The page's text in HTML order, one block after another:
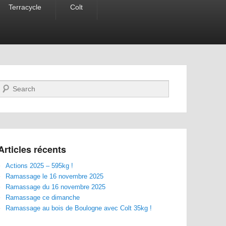
Terracycle Colt
Recherche
récents
Actions 2025 – 595kg !
Ramassage le 16 novembre 2025
Ramassage du 16 novembre 2025
Ramassage ce dimanche
Ramassage au bois de Boulogne avec Colt 35kg !